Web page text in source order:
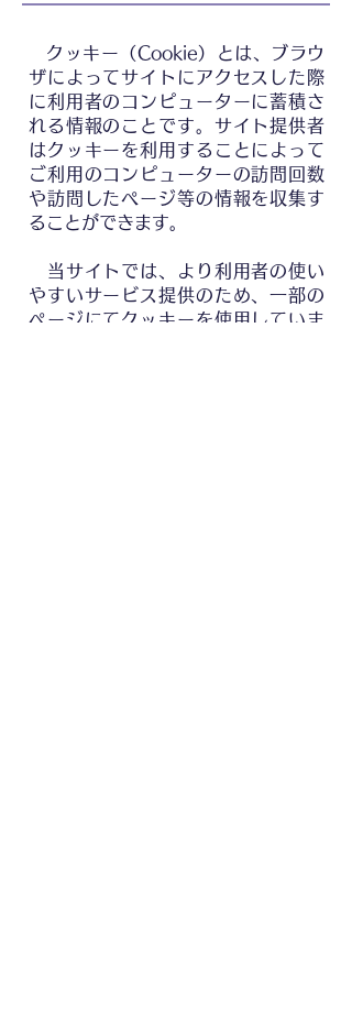
クッキー（Cookie）とは、ブラウ
ザによってサイトにアクセスした際
に利用者のコンピューターに蓄積さ
れる情報のことです。サイト提供者
はクッキーを利用することによって
ご利用のコンピューターの訪問回数
や訪問したページ等の情報を収集す
ることができます。
当サイトでは、より利用者の使い
やすいサービス提供のため、一部の
ページにてクッキーを使用していま